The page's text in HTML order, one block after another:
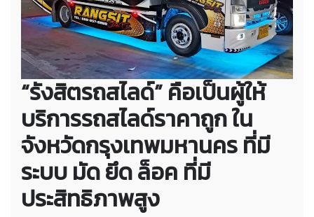
“รังสิตรถสไลด์” คือเป็นผู้ให้
บริการรถสไลด์ราคาถูก ใน
จังหวัดกรุงเทพมหานคร ที่มี
ระบบ มัด ยึด ล็อค ที่มี
ประสิทธิภาพสูง